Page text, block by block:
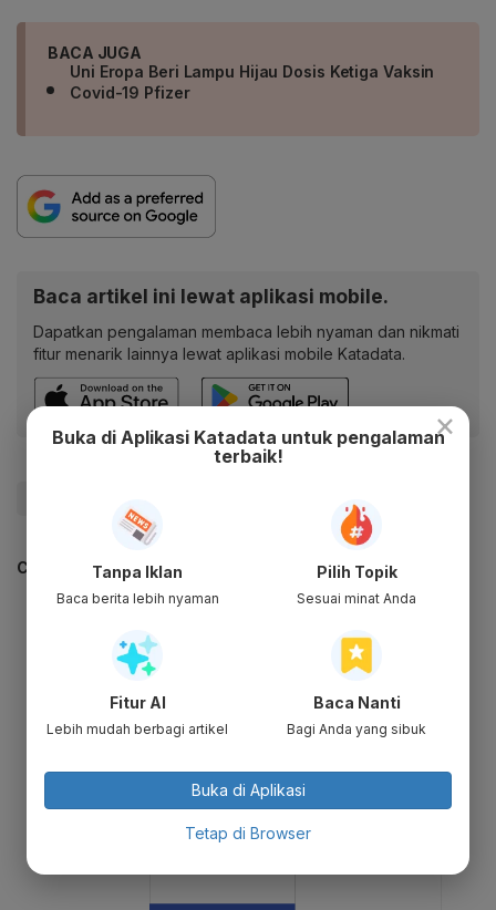
BACA JUGA
Uni Eropa Beri Lampu Hijau Dosis Ketiga Vaksin
Covid-19 Pfizer
Baca artikel ini lewat aplikasi mobile.
Dapatkan pengalaman membaca lebih nyaman dan nikmati
fitur menarik lainnya lewat aplikasi mobile Katadata.
CEK JUGA DATA INI
×
Buka di Aplikasi Katadata untuk pengalaman
terbaik!
Tanpa Iklan
Baca berita lebih nyaman
Pilih Topik
Sesuai minat Anda
Fitur AI
Lebih mudah berbagi artikel
Baca Nanti
Bagi Anda yang sibuk
Buka di Aplikasi
Tetap di Browser